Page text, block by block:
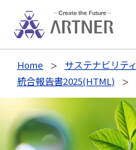
Home サステナビリティ
統合報告書2025(HTML)